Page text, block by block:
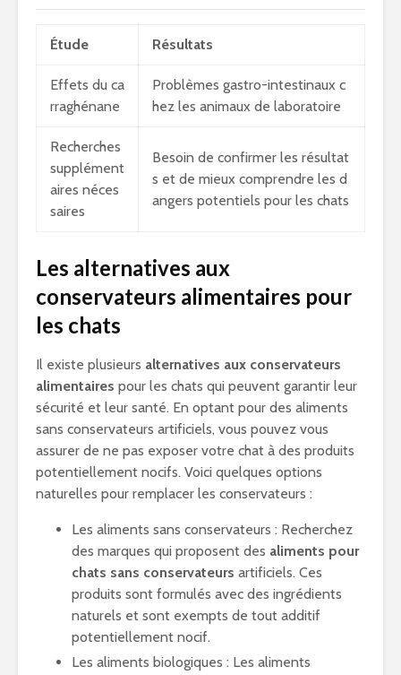
Étude Résultats
Effets du ca
rraghénane
Problèmes gastro-intestinaux c
hez les animaux de laboratoire
Recherches
supplément
aires néces
saires
Besoin de confirmer les résultat
s et de mieux comprendre les d
angers potentiels pour les chats
Les alternatives aux
conservateurs alimentaires pour
les chats
Il existe plusieurs alternatives aux conservateurs
alimentaires pour les chats qui peuvent garantir leur
sécurité et leur santé. En optant pour des aliments
sans conservateurs artificiels, vous pouvez vous
assurer de ne pas exposer votre chat à des produits
potentiellement nocifs. Voici quelques options
naturelles pour remplacer les conservateurs :
Les aliments sans conservateurs : Recherchez
des marques qui proposent des aliments pour
chats sans conservateurs artificiels. Ces
produits sont formulés avec des ingrédients
naturels et sont exempts de tout additif
potentiellement nocif.
Les aliments biologiques : Les aliments